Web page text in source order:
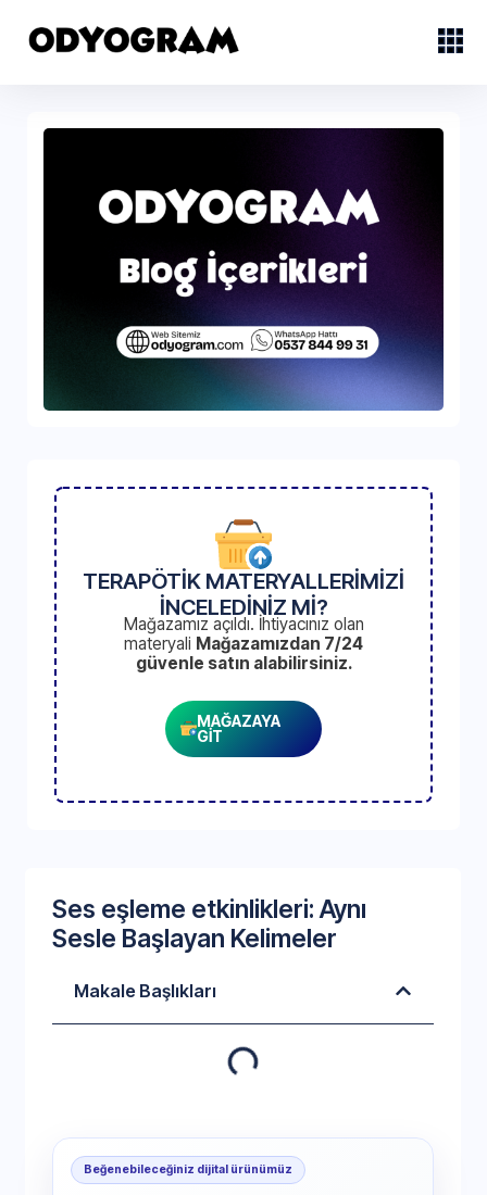
TERAPÖTİK MATERYALLERİMİZİ
İNCELEDİNİZ Mİ?
Mağazamız açıldı. İhtiyacınız olan
materyali Mağazamızdan 7/24
güvenle satın alabilirsiniz.
MAĞAZAYA
GİT
Ses eşleme etkinlikleri: Aynı
Sesle Başlayan Kelimeler
Makale Başlıkları
Beğenebileceğiniz dijital ürünümüz